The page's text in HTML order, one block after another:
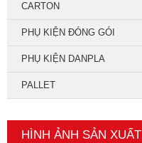
CARTON
PHỤ KIỆN ĐÓNG GÓI
PHỤ KIỆN DANPLA
PALLET
HÌNH ẢNH SẢN XUẤT